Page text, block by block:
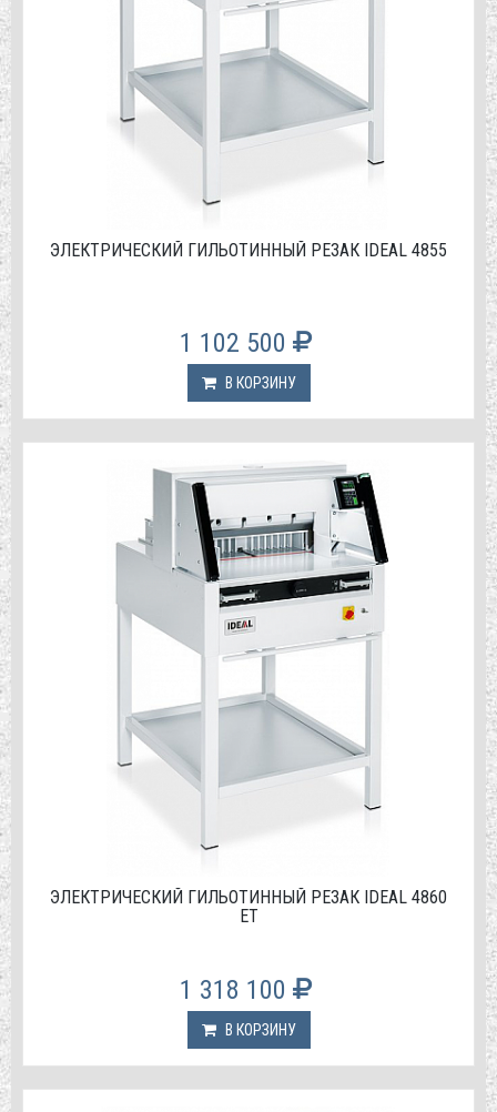
ЭЛЕКТРИЧЕСКИЙ ГИЛЬОТИННЫЙ РЕЗАК IDEAL 4855
1 102 500
В КОРЗИНУ
ЭЛЕКТРИЧЕСКИЙ ГИЛЬОТИННЫЙ РЕЗАК IDEAL 4860
ET
1 318 100
В КОРЗИНУ